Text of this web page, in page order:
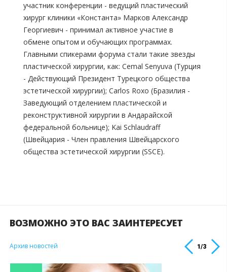
участник конференции - ведущий пластический
хирург клиники «Константа» Марков Александр
Георгиевич - принимал активное участие в
обмене опытом и обучающих программах.
Главными спикерами форума стали такие звезды
пластической хирургии, как: Cemal Senyuva (Турция
- Действующий Президент Турецкого общества
эстетической хирургии); Carlos Roxo (Бразилия -
Заведующий отделением пластической и
реконструктивной хирургии в Андарайской
федеральной больнице); Kai Schlaudraff
(Швейцария - Член правления Швейцарского
общества эстетической хирургии (SSCE).
ВОЗМОЖНО ЭТО ВАС ЗАИНТЕРЕСУЕТ
Архив новостей 1/3